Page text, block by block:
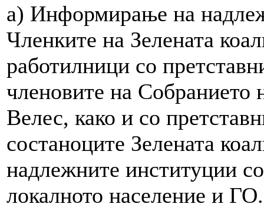
а) Информирање на
Членките на Зелената
работилници со
членовите на Собранието
Велес, како и со
состаноците Зелената
надлежните институции
локалното население и ГО.